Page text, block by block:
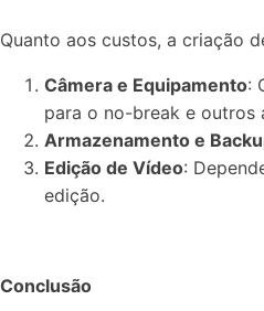
Quanto aos custos, a criação
Câmera e Equipamento:
para o no-break e outros
Armazenamento e
Edição de Vídeo:
edição.
Conclusão